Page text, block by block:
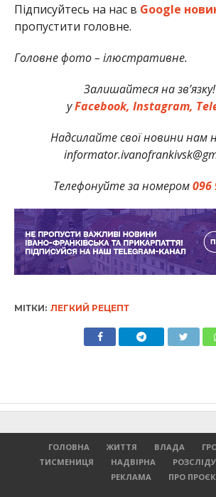
Підписуйтесь на нас в Google
пропустити головне.
Головне фото – ілюстративне.
Залишайтеся на
уFacebook, Instagram,
Надсилайте свої новини нам
Телефонуйте за номером096
МІТКИ: ЛЕГКИЙ РЕЦЕПТ
ГОЛОВНА ЖИТТЯ ВЛАДА
ТИСМЕНИЦЯ
НАДВІРНА
РЕКЛАМА
ПРО